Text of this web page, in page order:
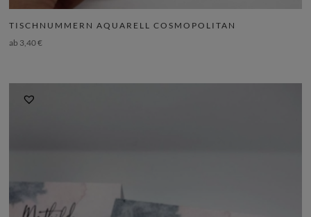
TISCHNUMMERN AQUARELL COSMOPOLITAN
ab 3,40€